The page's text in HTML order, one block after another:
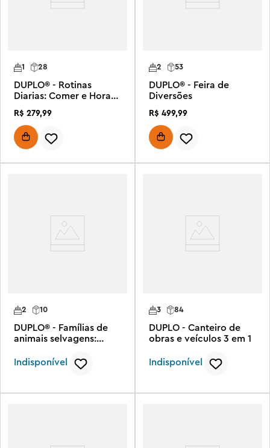
1 28
DUPLO® - Rotinas
Diarias: Comer e Hora
R$ 279,99
53
2
DUPLO® - Feira de
Diversões
R$ 499,99
10
2
DUPLO® - Famílias de
animais selvagens:
Indisponível
84
3
DUPLO - Canteiro de
obras e veículos 3 em 1
Indisponível